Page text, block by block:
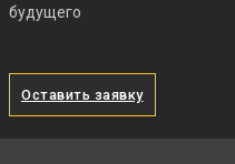
будущего
Оставить заявку